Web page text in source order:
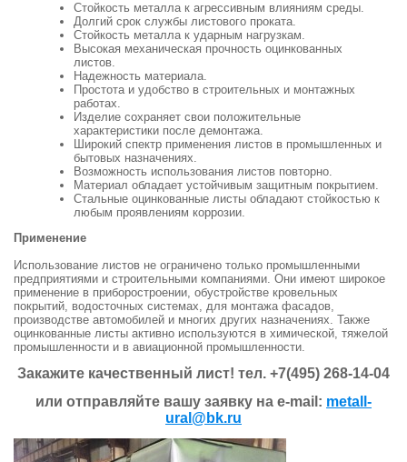
Стойкость металла к агрессивным влияниям среды.
Долгий срок службы листового проката.
Стойкость металла к ударным нагрузкам.
Высокая механическая прочность оцинкованных
листов.
Надежность материала.
Простота и удобство в строительных и монтажных
работах.
Изделие сохраняет свои положительные
характеристики после демонтажа.
Широкий спектр применения листов в промышленных и
бытовых назначениях.
Возможность использования листов повторно.
Материал обладает устойчивым защитным покрытием.
Стальные оцинкованные листы обладают стойкостью к
любым проявлениям коррозии.
Применение
Использование листов не ограничено только промышленными
предприятиями и строительными компаниями. Они имеют широкое
применение в приборостроении, обустройстве кровельных
покрытий, водосточных системах, для монтажа фасадов,
производстве автомобилей и многих других назначениях. Также
оцинкованные листы активно используются в химической, тяжелой
промышленности и в авиационной промышленности.
Закажите качественный лист! тел. +7(495) 268-14-04
или отправляйте вашу заявку на e-mail: metall-
ural@bk.ru